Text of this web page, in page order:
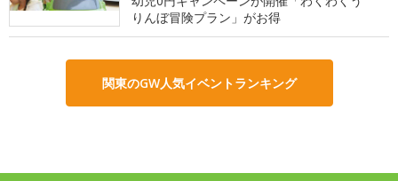
りんぼ冒険プラン」がお得
関東のGW人気イベントランキング